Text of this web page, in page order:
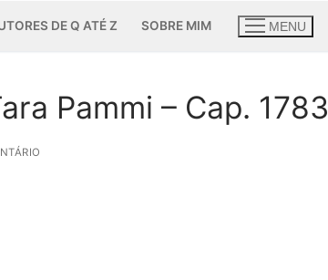
DE Q ATÉ Z SOBRE MIM MENU
Pammi – Cap. 1783